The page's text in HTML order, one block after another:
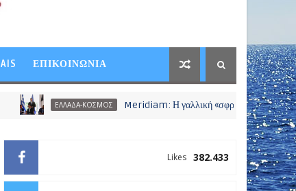
AIS ΕΠΙΚΟΙΝΩΝΙΑ
ΕΛΛΑΔΑ-ΚΟΣΜΟΣ Meridiam: Η γαλλική «σφραγίδα» που επανεκκινεί το
382.433
Likes